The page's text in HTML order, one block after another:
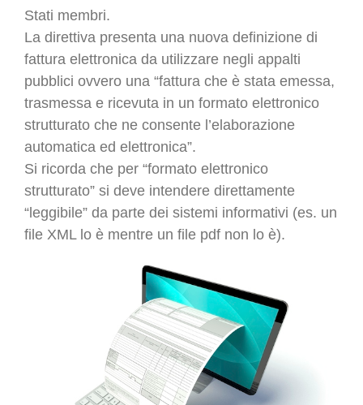
Stati membri.
La direttiva presenta una nuova definizione di
fattura elettronica da utilizzare negli appalti
pubblici ovvero una “fattura che è stata emessa,
trasmessa e ricevuta in un formato elettronico
strutturato che ne consente l’elaborazione
automatica ed elettronica”.
Si ricorda che per “formato elettronico
strutturato” si deve intendere direttamente
“leggibile” da parte dei sistemi informativi (es. un
file XML lo è mentre un file pdf non lo è).